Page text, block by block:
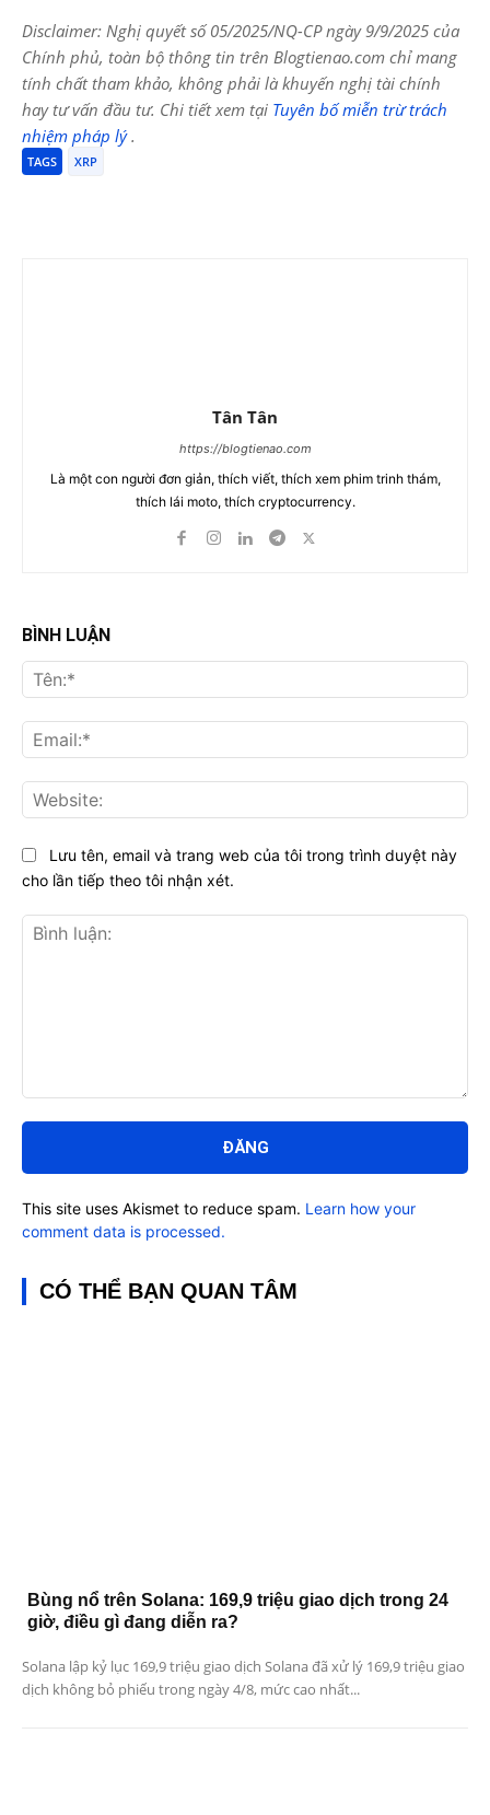
Disclaimer: Nghị quyết số 05/2025/NQ-CP ngày 9/9/2025 của
Chính phủ, toàn bộ thông tin trên Blogtienao.com chỉ mang
tính chất tham khảo, không phải là khuyến nghị tài chính
hay tư vấn đầu tư. Chi tiết xem tại Tuyên bố miễn trừ trách
nhiệm pháp lý.
TAGS XRP
Tân Tân
https://blogtienao.com
Là một con người đơn giản, thích viết, thích xem phim trinh thám,
thích lái moto, thích cryptocurrency.
BÌNH LUẬN
luận:
Lưu tên, email và trang web của tôi trong trình duyệt này
cho lần tiếp theo tôi nhận xét.
This site uses Akismet to reduce spam. Learn how your
comment data is processed.
CÓ THỂ BẠN QUAN TÂM
Bùng nổ trên Solana: 169,9 triệu giao dịch trong 24
giờ, điều gì đang diễn ra?
Solana lập kỷ lục 169,9 triệu giao dịch Solana đã xử lý 169,9 triệu giao
dịch không bỏ phiếu trong ngày 4/8, mức cao nhất...